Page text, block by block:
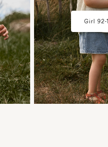
Girl 92-